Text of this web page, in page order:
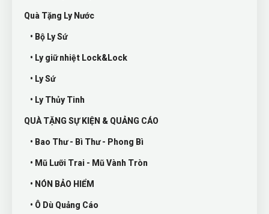
Quà Tặng Ly Nước
• Bộ Ly Sứ
• Ly giữ nhiệt Lock&Lock
• Ly Sứ
• Ly Thủy Tinh
QUÀ TẶNG SỰ KIỆN & QUẢNG CÁO
• Bao Thư - Bì Thư - Phong Bì
• Mũ Lưỡi Trai - Mũ Vành Tròn
• NÓN BẢO HIỂM
• Ô Dù Quảng Cáo